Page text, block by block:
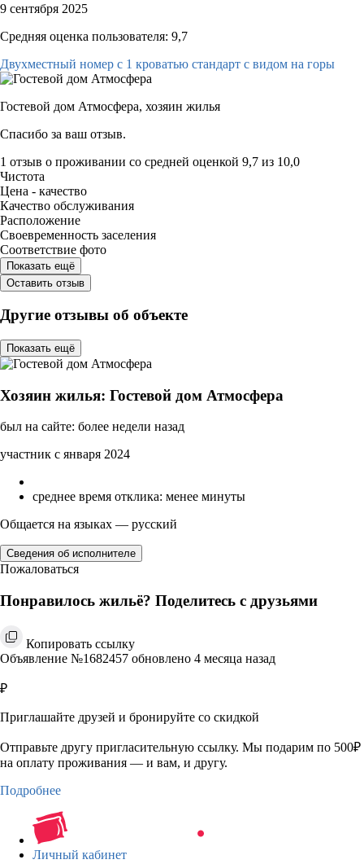
9 сентября 2025
Средняя оценка пользователя: 9,7
Двухместный номер с 1 кроватью стандарт с видом на горы
Гостевой дом Атмосфера, хозяин жилья
Спасибо за ваш отзыв.
1 отзыв о проживании со средней оценкой 9,7 из 10,0
Чистота
Цена - качество
Качество обслуживания
Расположение
Своевременность заселения
Соответствие фото
Показать ещё
Оставить отзыв
Другие отзывы об объекте
Показать ещё
Хозяин жилья: Гостевой дом Атмосфера
был на сайте: более недели назад
участник с января 2024
среднее время отклика: менее минуты
Общается на языках — русский
Сведения об исполнителе
Пожаловаться
Понравилось жильё? Поделитесь с друзьями
Копировать ссылку
Объявление №1682457 обновлено 4 месяца назад
₽
Приглашайте друзей и бронируйте со скидкой
Отправьте другу пригласительную ссылку. Мы подарим по 500₽
на оплату проживания — и вам, и другу.
Подробнее
Личный кабинет